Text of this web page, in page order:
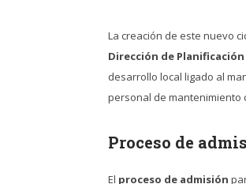
La creación de este nuevo
Dirección de
desarrollo local ligado al
personal de mantenimiento
Proceso de
El proceso de admisión